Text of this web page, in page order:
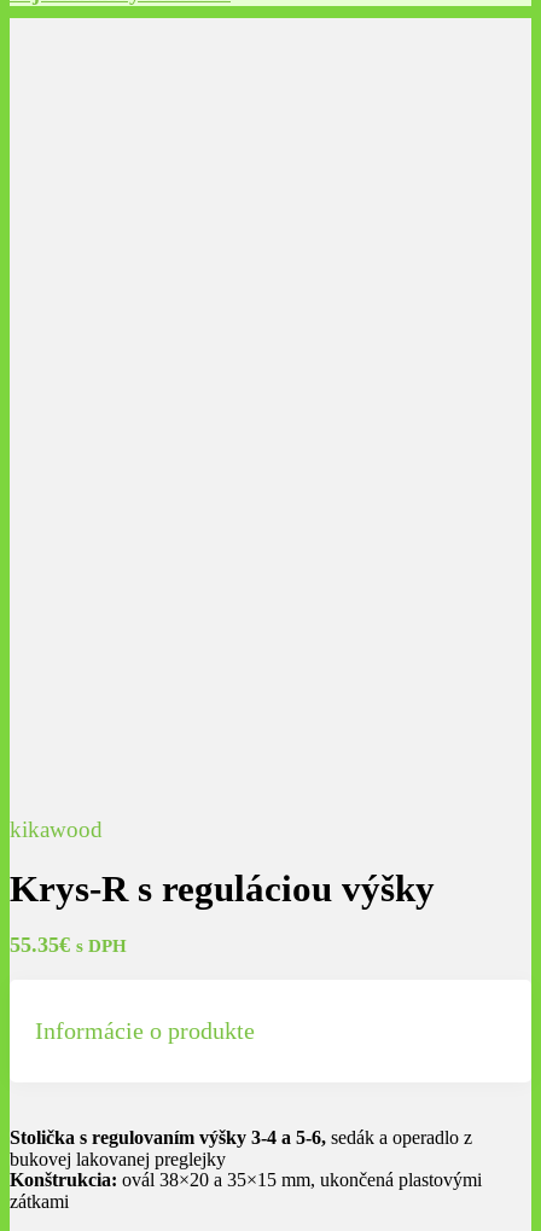
kikawood
Krys-R s reguláciou výšky
55.35€ s DPH
Informácie o produkte
Stolička s regulovaním výšky 3-4 a 5-6, sedák a operadlo z
bukovej lakovanej preglejky
Konštrukcia: ovál 38×20 a 35×15 mm, ukončená plastovými
zátkami